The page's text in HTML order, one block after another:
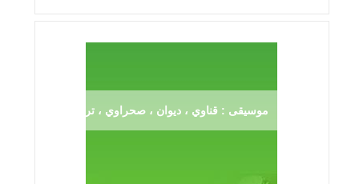
موسيقى : قناوي ، ديوان ، صحراوي ، ترڨية